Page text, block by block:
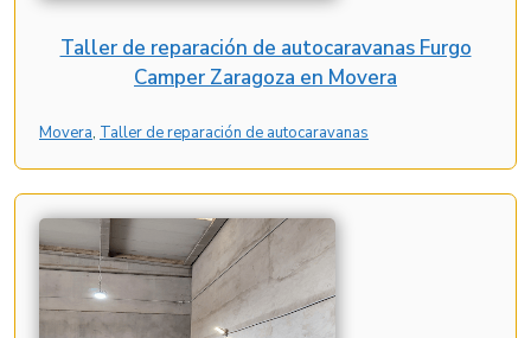
Taller de reparación de autocaravanas Furgo
Camper Zaragoza en Movera
Movera, Taller de reparación de autocaravanas